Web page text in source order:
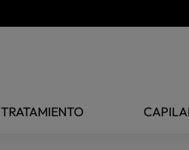
TRATAMIENTO